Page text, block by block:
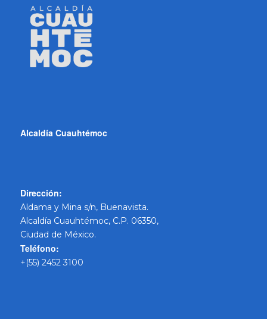
Alcaldía Cuauhtémoc
Dirección:
Aldama y Mina s/n, Buenavista.
Alcaldía Cuauhtémoc, C.P. 06350,
Ciudad de México.
Teléfono:
+(55) 2452 3100